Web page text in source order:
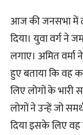
आज की जनसभा में
दिया। युवा वर्ग ने
लगाए। अमित
हुए बताया कि वह
लिए लोगों के
लोगों ने उन्हें जो
दिया इसके लिए